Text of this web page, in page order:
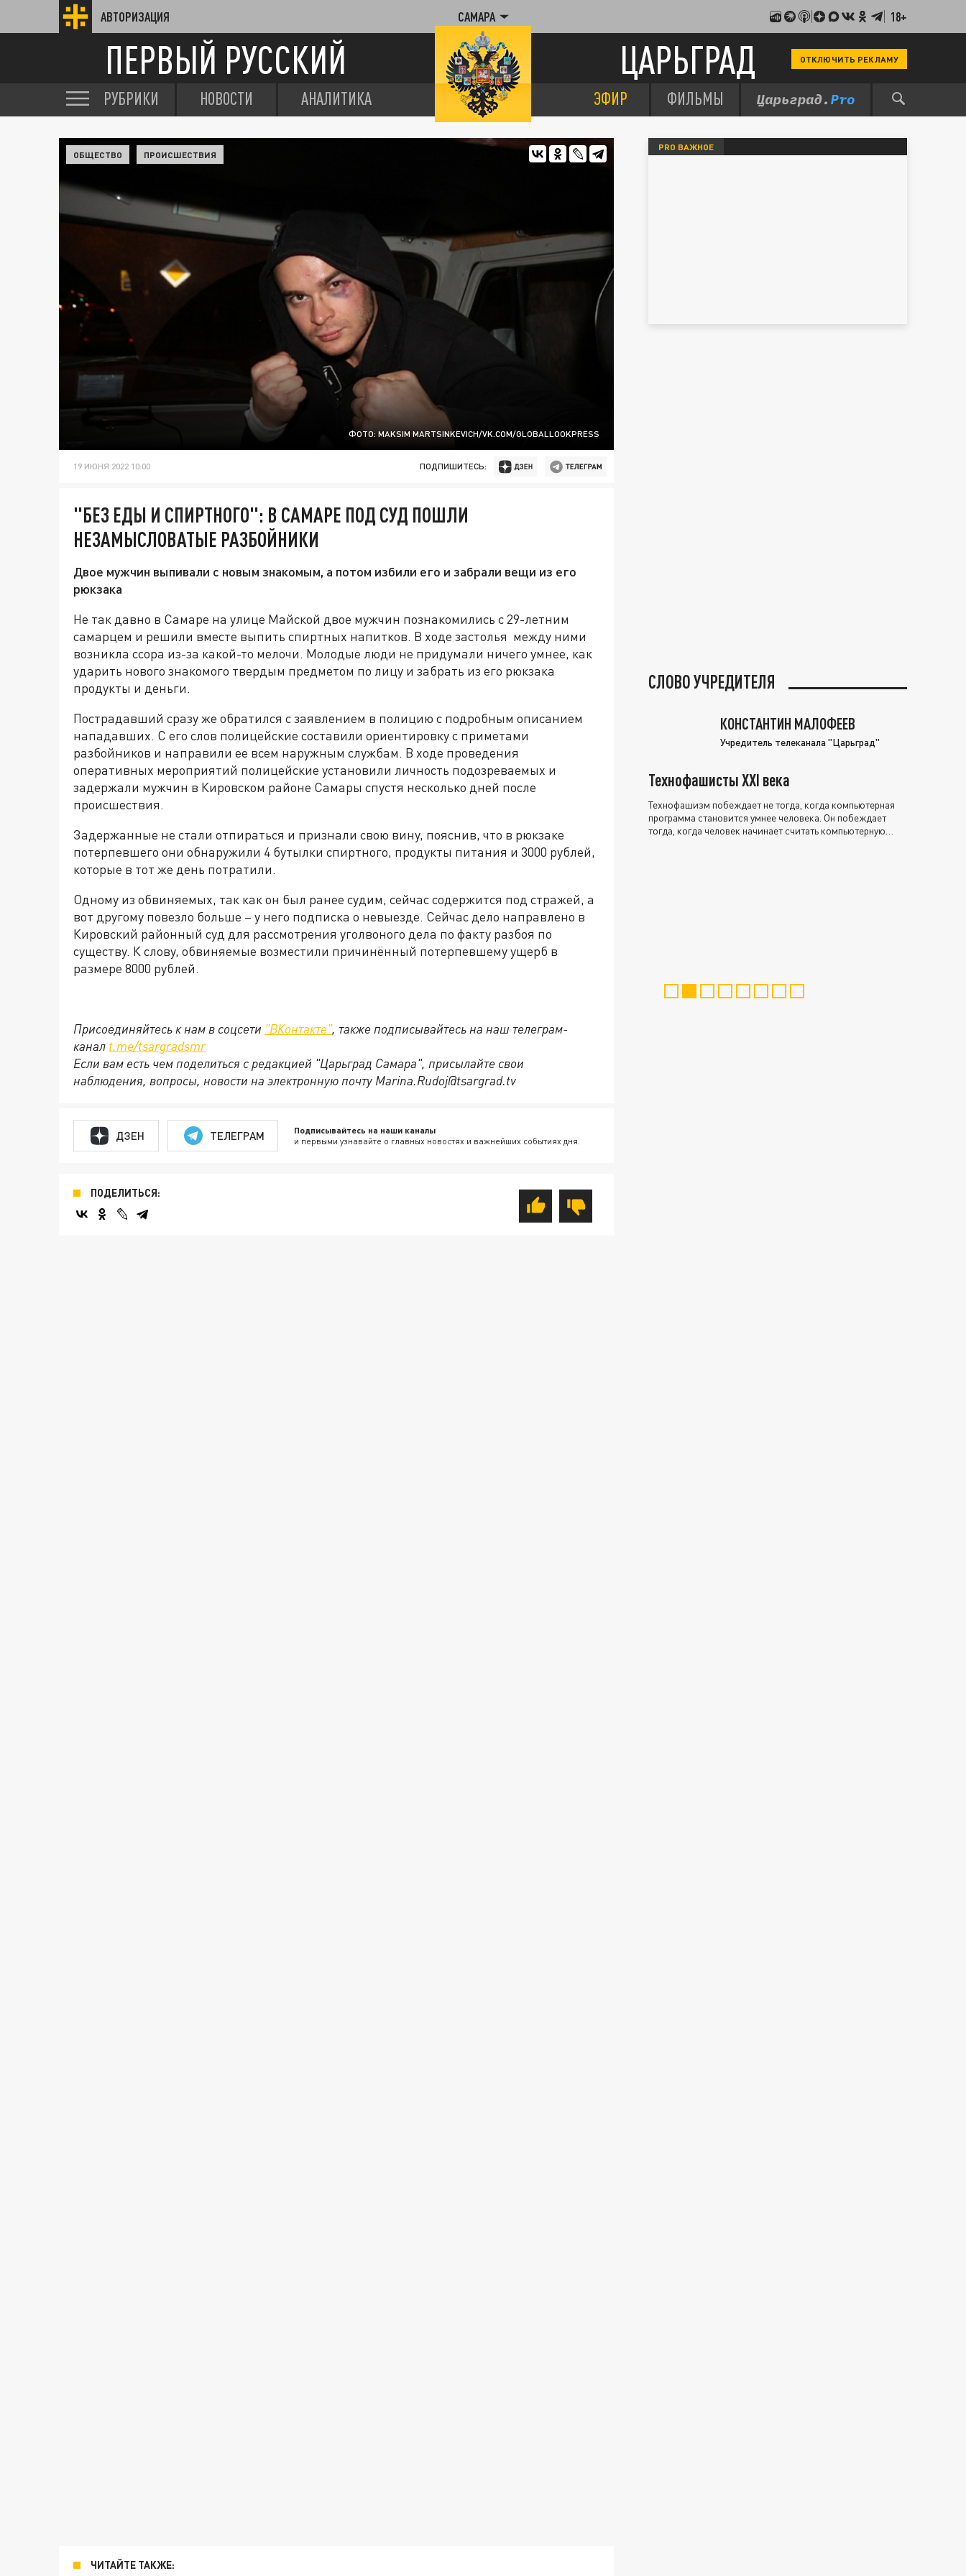
АВТОРИЗАЦИЯ САМАРА 18+
ПЕРВЫЙ РУССКИЙ ЦАРЬГРАД ОТКЛЮЧИТЬ РЕКЛАМУ
РУБРИКИ НОВОСТИ АНАЛИТИКА ЭФИР ФИЛЬМЫ
ФОТО: MAKSIM MARTSINKEVICH/VK.COM/GLOBALLOOKPRESS
ОБЩЕСТВО ПРОИСШЕСТВИЯ
19 ИЮНЯ 2022 10:00 ПОДПИШИТЕСЬ:
"БЕЗ ЕДЫ И СПИРТНОГО": В САМАРЕ ПОД СУД ПОШЛИ
НЕЗАМЫСЛОВАТЫЕ РАЗБОЙНИКИ
Двое мужчин выпивали с новым знакомым, а потом избили его и забрали вещи из его
рюкзака
Не так давно в Самаре на улице Майской двое мужчин познакомились с 29-летним
самарцем и решили вместе выпить спиртных напитков. В ходе застолья между ними
возникла ссора из-за какой-то мелочи. Молодые люди не придумали ничего умнее, как
ударить нового знакомого твердым предметом по лицу и забрать из его рюкзака
продукты и деньги.
Пострадавший сразу же обратился с заявлением в полицию с подробным описанием
нападавших. С его слов полицейские составили ориентировку с приметами
разбойников и направили ее всем наружным службам. В ходе проведения
оперативных мероприятий полицейские установили личность подозреваемых и
задержали мужчин в Кировском районе Самары спустя несколько дней после
происшествия.
Задержанные не стали отпираться и признали свою вину, пояснив, что в рюкзаке
потерпевшего они обнаружили 4 бутылки спиртного, продукты питания и 3000 рублей,
которые в тот же день потратили.
Одному из обвиняемых, так как он был ранее судим, сейчас содержится под стражей, а
вот другому повезло больше – у него подписка о невыезде. Сейчас дело направлено в
Кировский районный суд для рассмотрения уголвоного дела по факту разбоя по
существу. К слову, обвиняемые возместили причинённый потерпевшему ущерб в
размере 8000 рублей.
Присоединяйтесь к нам в соцсети "ВКонтакте", также подписывайтесь на наш телеграм-
канал t.me/tsargradsmr
Если вам есть чем поделиться с редакцией "Царьград Самара", присылайте свои
наблюдения, вопросы, новости на электронную почту Marina.Rudoj@tsargrad.tv
ДЗЕН ТЕЛЕГРАМ Подписывайтесь на наши каналы
и первыми узнавайте о главных новостях и важнейших событиях дня.
ПОДЕЛИТЬСЯ:
ЧИТАЙТЕ ТАКЖЕ:
PRO ВАЖНОЕ
СЛОВО УЧРЕДИТЕЛЯ
КОНСТАНТИН МАЛОФЕЕВ
Учредитель телеканала "Царьград"
Технофашисты XXI века
Технофашизм побеждает не тогда, когда компьютерная
программа становится умнее человека. Он побеждает
тогда, когда человек начинает считать компьютерную